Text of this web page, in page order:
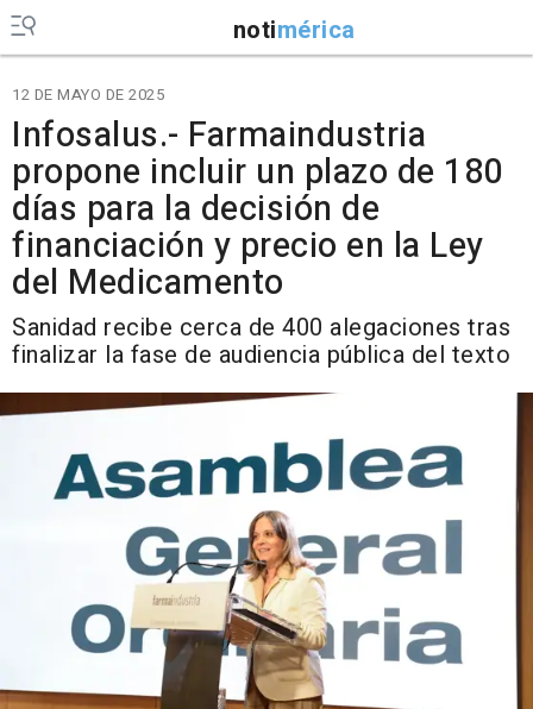
notimérica
12 DE MAYO DE 2025
Infosalus.- Farmaindustria
propone incluir un plazo de 180
días para la decisión de
financiación y precio en la Ley
del Medicamento
Sanidad recibe cerca de 400 alegaciones tras
finalizar la fase de audiencia pública del texto